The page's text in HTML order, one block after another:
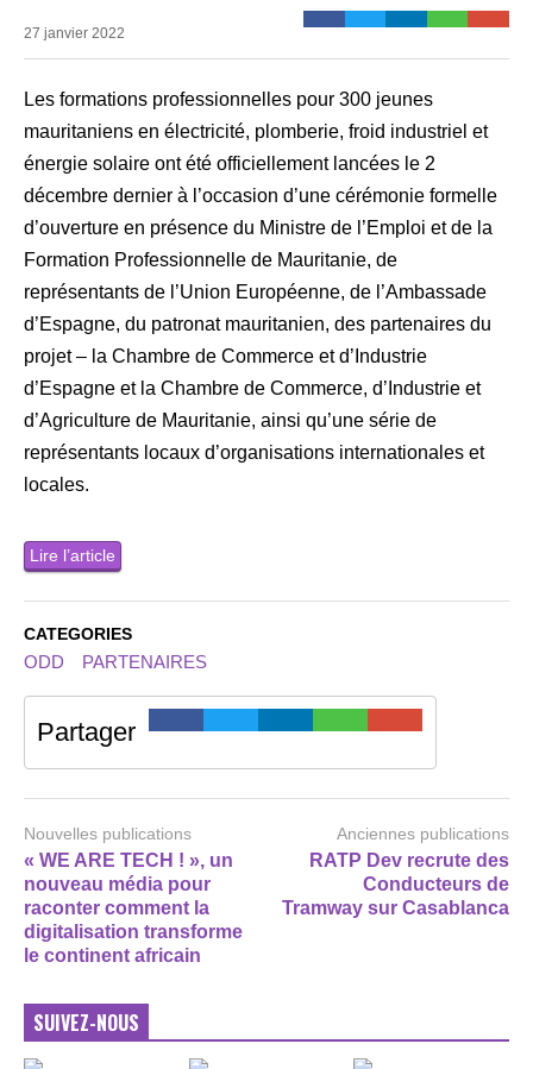
27 janvier 2022
Les formations professionnelles pour 300 jeunes
mauritaniens en électricité, plomberie, froid industriel et
énergie solaire ont été officiellement lancées le 2
décembre dernier à l’occasion d’une cérémonie formelle
d’ouverture en présence du Ministre de l’Emploi et de la
Formation Professionnelle de Mauritanie, de
représentants de l’Union Européenne, de l’Ambassade
d’Espagne, du patronat mauritanien, des partenaires du
projet – la Chambre de Commerce et d’Industrie
d’Espagne et la Chambre de Commerce, d’Industrie et
d’Agriculture de Mauritanie, ainsi qu’une série de
représentants locaux d’organisations internationales et
locales.
Lire l’article
CATEGORIES
ODD PARTENAIRES
Partager
Nouvelles publications
« WE ARE TECH ! », un
nouveau média pour
raconter comment la
digitalisation transforme
le continent africain
Anciennes publications
RATP Dev recrute des
Conducteurs de
Tramway sur Casablanca
SUIVEZ-NOUS